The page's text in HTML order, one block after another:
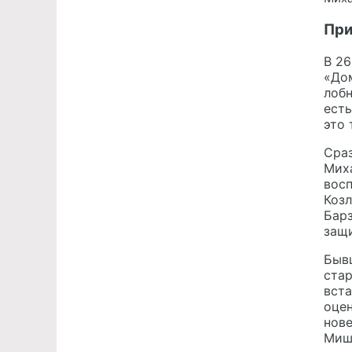
В
это